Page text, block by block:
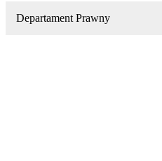
Departament Prawny